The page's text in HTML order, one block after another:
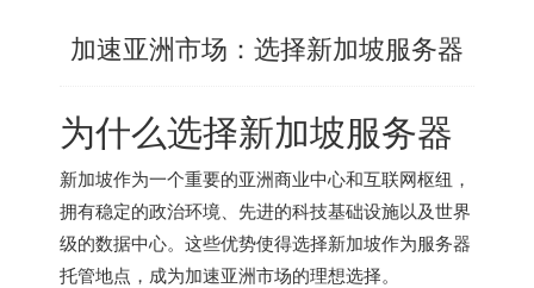
加速亚洲市场：选择新加坡服务器
为什么选择新加坡服务器
新加坡作为一个重要的亚洲商业中心和互联网枢纽，
拥有稳定的政治环境、先进的科技基础设施以及世界
级的数据中心。这些优势使得选择新加坡作为服务器
托管地点，成为加速亚洲市场的理想选择。